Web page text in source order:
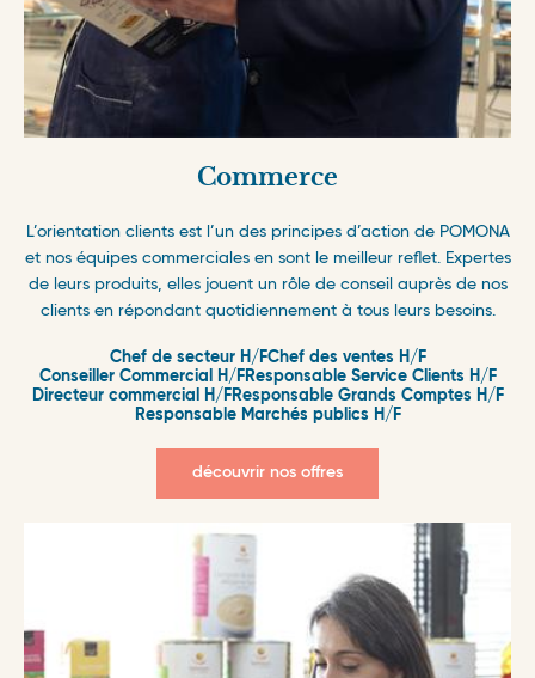
Commerce
L’orientation clients est l’un des principes d’action de POMONA
et nos équipes commerciales en sont le meilleur reflet. Expertes
de leurs produits, elles jouent un rôle de conseil auprès de nos
clients en répondant quotidiennement à tous leurs besoins.
Chef de secteur H/FChef des ventes H/F
Conseiller Commercial H/FResponsable Service Clients H/F
Directeur commercial H/FResponsable Grands Comptes H/F
Responsable Marchés publics H/F
découvrir nos offres